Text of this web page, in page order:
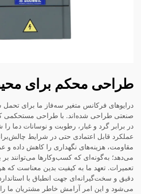
طراحی محکم برای
درایوهای فرکانس متغیر سه‌فاز ما برای
صنعتی طراحی شده‌اند. با طراحی مستحکمی
در برابر گرد و غبار، رطوبت و نوسانات دما
عملکرد قابل اعتمادی حتی در شرایط
مقاومت، هزینه‌های نگهداری را کاهش داده و
می‌دهد؛ به‌گونه‌ای که کسب‌وکارها می‌توانند بر
تعمیرات. تعهد ما به کیفیت بدین معناست
دقیق و سخت‌گیرانه‌ای جهت انطباق با
می‌شود و این امر آرامش خاطر مشتریان ما